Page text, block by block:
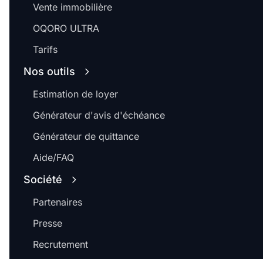
Vente immobilière
OQORO ULTRA
Tarifs
Nos outils
Estimation de loyer
Générateur d'avis d'échéance
Générateur de quittance
Aide/FAQ
Société
Partenaires
Presse
Recrutement